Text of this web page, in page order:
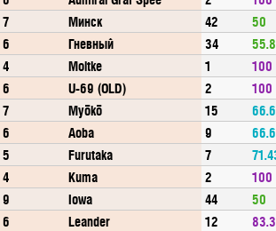
7 Минск 42
50
6 Гневный 34
4 Moltke 1
100
6 U-69 (OLD) 2
100
7 Myōkō 15
6 Aoba 9
5 Furutaka 7
4 Kuma 2
100
9 Iowa 44
50
6 Leander 12